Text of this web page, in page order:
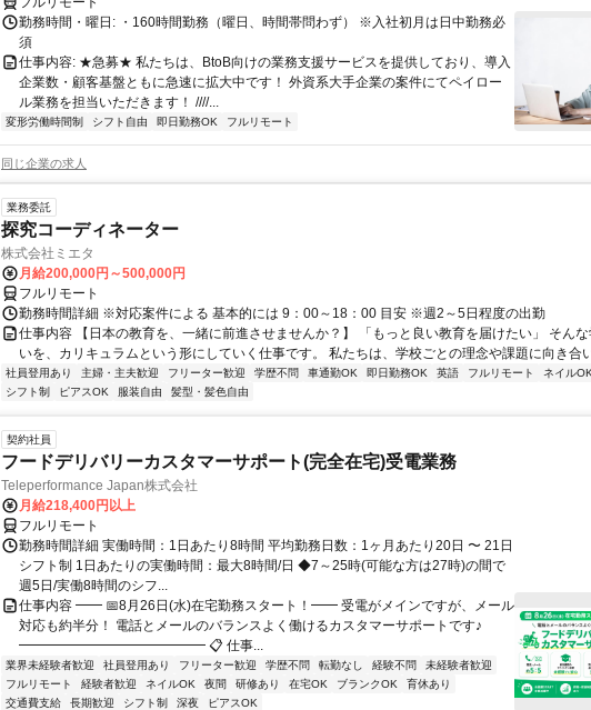
勤務時間・曜日: ・160時間勤務（曜日、時間帯問わず） ※入社初月は日中勤務必
須
仕事内容: ★急募★ 私たちは、BtoB向けの業務支援サービスを提供しており、導入
企業数・顧客基盤ともに急速に拡大中です！ 外資系大手企業の案件にてペイロー
ル業務を担当いただきます！ ////...
変形労働時間制 シフト自由 即日勤務OK フルリモート
同じ企業の求人
業務委託
探究コーディネーター
株式会社ミエタ
月給200,000円～500,000円
フルリモート
勤務時間詳細 ※対応案件による 基本的には 9：00～18：00 目安 ※週2～5日程度の出勤
仕事内容 【日本の教育を、一緒に前進させませんか？】 「もっと良い教育を届けたい」 そん
いを、カリキュラムという形にしていく仕事です。 私たちは、学校ごとの理念や課題に向き合
社員登用あり 主婦・主夫歓迎 フリーター歓迎 学歴不問 車通勤OK 即日勤務OK 英語 フルリモート ネイルOK
シフト制
ピアスOK 服装自由 髪型・髪色自由
契約社員
フードデリバリーカスタマーサポート(完全在宅)受電業務
Teleperformance Japan株式会社
月給218,400円以上
フルリモート
勤務時間詳細 実働時間：1日あたり8時間 平均勤務日数：1ヶ月あたり20日 〜 21日
シフト制 1日あたりの実働時間：最大8時間/日 ◆7～25時(可能な方は27時)の間で
週5日/実働8時間のシフ...
仕事内容 ━━ 📅8月26日(水)在宅勤務スタート！━━ 受電がメインですが、メール
対応も約半分！ 電話とメールのバランスよく働けるカスタマーサポートです♪
━━━━━━━━━━━━━━ 📋 仕事...
業界未経験者歓迎 社員登用あり フリーター歓迎 学歴不問 転勤なし 経験不問
未経験者歓迎
フルリモート
経験者歓迎 ネイルOK 夜間 研修あり 在宅OK ブランクOK
育休あり
交通費支給
長期歓迎 シフト制 深夜 ピアスOK